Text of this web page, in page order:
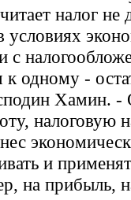
налог не
с
к одному -
Хамин.
налоговую
и
на прибыль,